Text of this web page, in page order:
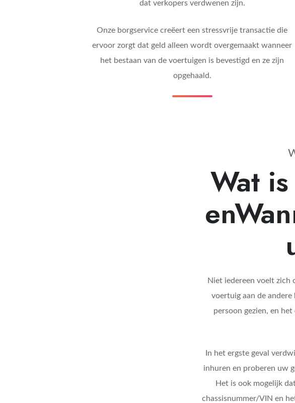
dat verkopers verdwenen zijn.
Onze borgservice creëert een stressvrije transactie die
ervoor zorgt dat geld alleen wordt overgemaakt wanneer
het bestaan van de voertuigen is bevestigd en ze zijn
opgehaald.
Wat
Niet iedereen voelt zich
voertuig aan de
persoon gezien, en
In het ergste geval
inhuren en proberen uw
Het is ook mogelijk
chassisnummer/VIN en